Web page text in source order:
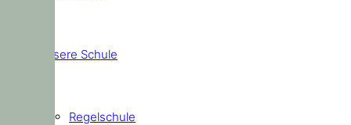
Unsere Schule
Regelschule